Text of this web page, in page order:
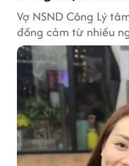
Vợ NSND Công Lý
đồng cảm từ nhiều